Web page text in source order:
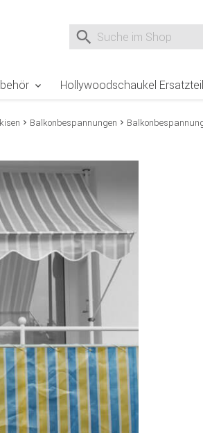
Suche nach
Hollywoodschaukel
Balkonbespannungen